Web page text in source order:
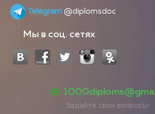
Telegram @diplomsdoc
Мы в соц. сетях
Задайте свои вопросы